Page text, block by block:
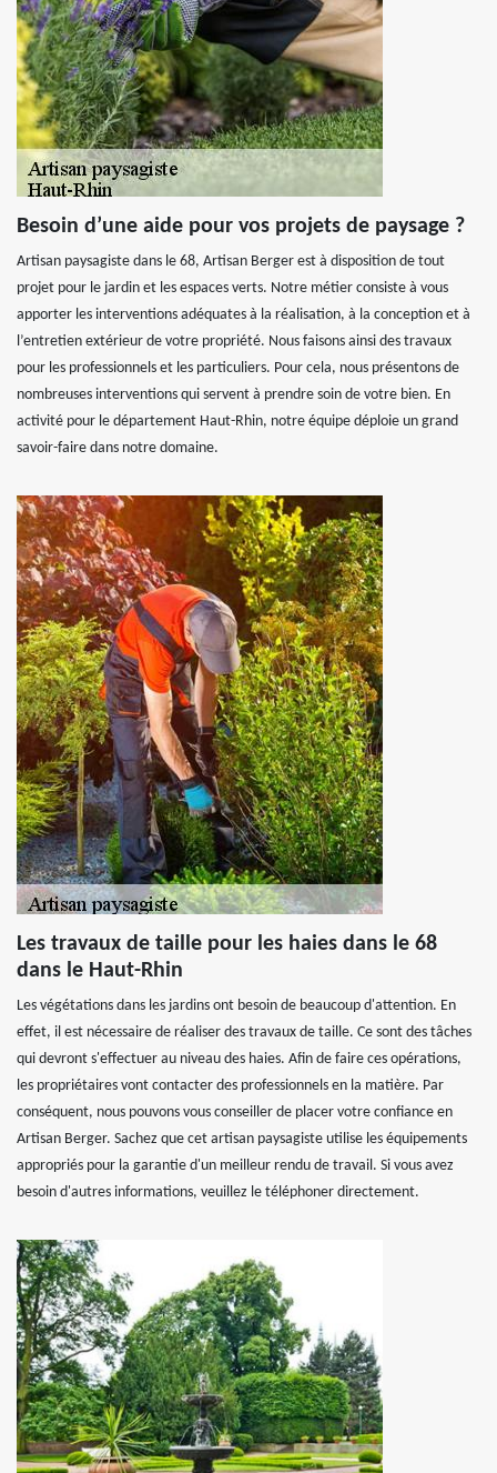
Besoin d’une aide pour vos projets de paysage ?
Artisan paysagiste dans le 68, Artisan Berger est à disposition de tout
projet pour le jardin et les espaces verts. Notre métier consiste à vous
apporter les interventions adéquates à la réalisation, à la conception et à
l’entretien extérieur de votre propriété. Nous faisons ainsi des travaux
pour les professionnels et les particuliers. Pour cela, nous présentons de
nombreuses interventions qui servent à prendre soin de votre bien. En
activité pour le département Haut-Rhin, notre équipe déploie un grand
savoir-faire dans notre domaine.
Les travaux de taille pour les haies dans le 68
dans le Haut-Rhin
Les végétations dans les jardins ont besoin de beaucoup d'attention. En
effet, il est nécessaire de réaliser des travaux de taille. Ce sont des tâches
qui devront s'effectuer au niveau des haies. Afin de faire ces opérations,
les propriétaires vont contacter des professionnels en la matière. Par
conséquent, nous pouvons vous conseiller de placer votre confiance en
Artisan Berger. Sachez que cet artisan paysagiste utilise les équipements
appropriés pour la garantie d'un meilleur rendu de travail. Si vous avez
besoin d'autres informations, veuillez le téléphoner directement.